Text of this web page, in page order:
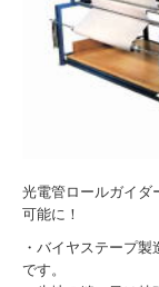
光電管ロールガイダ
可能に！
・バイヤステープ
です。